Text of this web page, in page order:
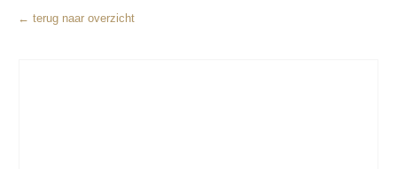
← terug naar overzicht